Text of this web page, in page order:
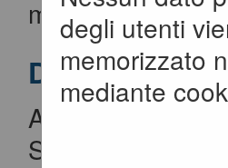
degli utenti
memorizzato
mediante
manuale qui
Documenti
Accesso al
Sign-ON